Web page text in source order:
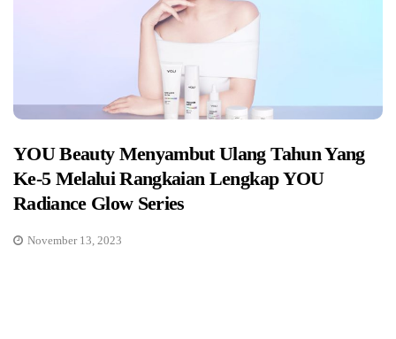
YOU Beauty Menyambut Ulang Tahun Yang
Ke-5 Melalui Rangkaian Lengkap YOU
Radiance Glow Series
November 13, 2023